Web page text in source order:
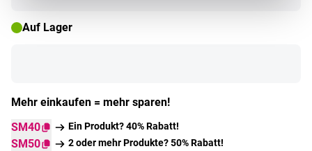
Auf Lager
Mehr einkaufen = mehr sparen!
SM40
Ein Produkt? 40% Rabatt!
SM50 2 oder mehr Produkte? 50% Rabatt!